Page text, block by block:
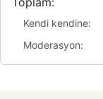
Kendi kendine:
Moderasyon: